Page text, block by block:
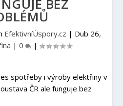
BEZ
EfektivníÚspory.cz | Dub 26,
| 0 |